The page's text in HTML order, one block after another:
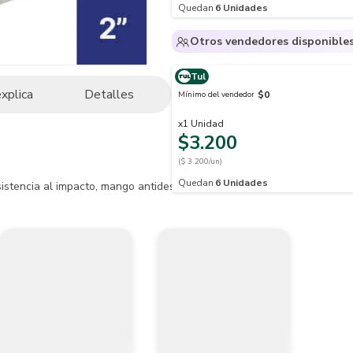
Detalles
al impacto, mango antideslizante color negro, lamina
Quedan 6 Unidades
Otros vendedores
Tul
Mínimo del vendedor $0
x1 Unidad
$3.200
($ 3.200/un)
Quedan 6 Unidades